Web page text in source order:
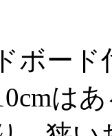
ボー
は